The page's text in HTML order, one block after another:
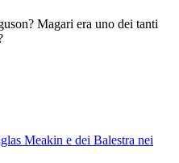
Magari era uno dei tanti
Meakin e dei Balestra nei